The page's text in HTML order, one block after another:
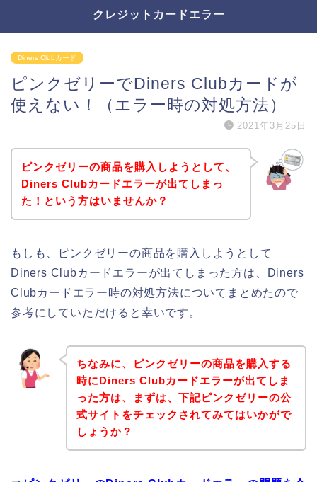
クレジットカードエラー
Diners Clubカード
ピンクゼリーでDiners Clubカードが
使えない！（エラー時の対処方法）
2021年3月25日
ピンクゼリーの商品を購入しようとして、
Diners Clubカードエラーが出てしまっ
た！という方はいませんか？
もしも、ピンクゼリーの商品を購入しようとして
Diners Clubカードエラーが出てしまった方は、Diners
Clubカードエラー時の対処方法についてまとめたので
参考にしていただけると幸いです。
ちなみに、ピンクゼリーの商品を購入する
時にDiners Clubカードエラーが出てしま
った方は、まずは、下記ピンクゼリーの公
式サイトをチェックされてみてはいかがで
しょうか？